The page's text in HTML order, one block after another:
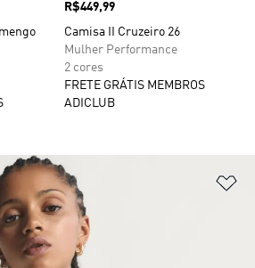
Preço
R$449,99
Camisa II Cruzeiro 26
Mulher Performance
2 cores
FRETE GRÁTIS MEMBROS
ADICLUB